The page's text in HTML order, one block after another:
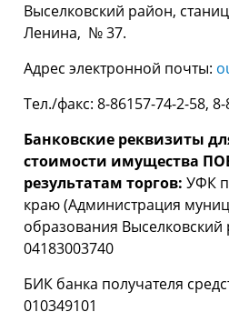
Выселковский район,
Ленина, № 37.
Адрес электронной почты:
Тел./факс: 8-86157-74-2-58,
Банковские реквизиты
стоимости имущества
результатам торгов:УФК
краю (Администрация
образования Выселковский
04183003740
БИК банка получателя
010349101